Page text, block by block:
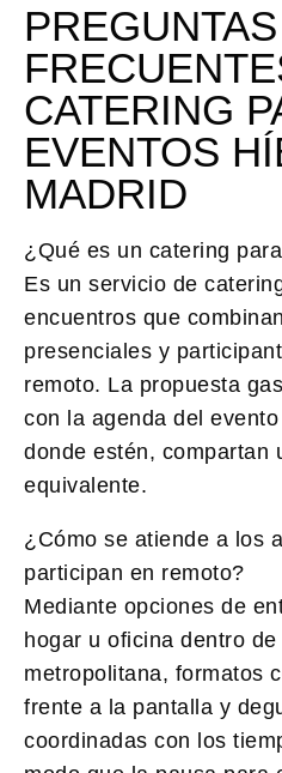
PREGUNTAS
CATERING
EVENTOS
MADRID
¿Qué es un catering
Es un servicio de
encuentros que
presenciales y
remoto. La propuesta
con la agenda del
donde estén, compartan
equivalente.
¿Cómo se atiende a los
participan en remoto?
Mediante opciones de
hogar u oficina dentro
metropolitana, formatos
frente a la pantalla y
coordinadas con los